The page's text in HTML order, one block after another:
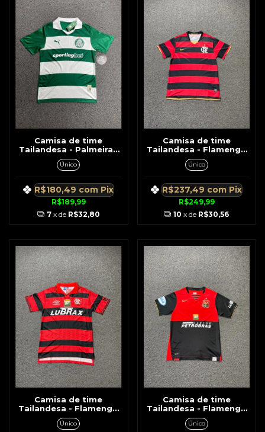
Camisa de time
Tailandesa - Palmeiras
c/ Gola Verde c/ Branca
Patrocinio Spontingbet
Único
R$189,99
R$180,49 com Pix
7 x de R$32,80
Camisa de time
Tailandesa - Flamengo
Rubro Negra Retrô N°10
Adriano
Único
R$249,99
R$237,49 com Pix
10 x de R$30,56
Camisa de time
Tailandesa - Flamengo
Rubro Negra Retrô c/
Gola Detalhes Símbolos
Único
Camisa de time
Tailandesa - Flamengo
Nike Retrô Vermelha c/
Preta Patrocínio
Único